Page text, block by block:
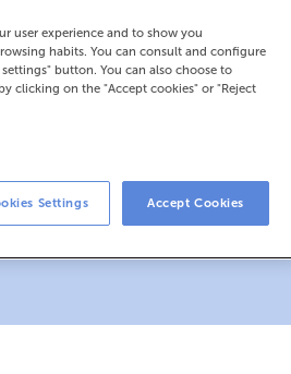
user experience and to show you
habits. You can consult and configure
button. You can also choose to
clicking on the "Accept cookies" or "Reject
Settings Accept Cookies